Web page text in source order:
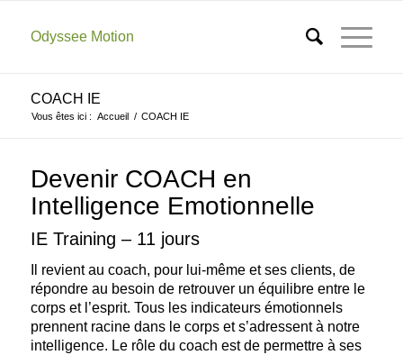
Odyssee Motion
COACH IE
Vous êtes ici : Accueil / COACH IE
Devenir COACH en
Intelligence Emotionnelle
IE Training – 11 jours
Il revient au coach, pour lui-même et ses clients, de
répondre au besoin de retrouver un équilibre entre le
corps et l’esprit. Tous les indicateurs émotionnels
prennent racine dans le corps et s’adressent à notre
intelligence. Le rôle du coach est de permettre à ses